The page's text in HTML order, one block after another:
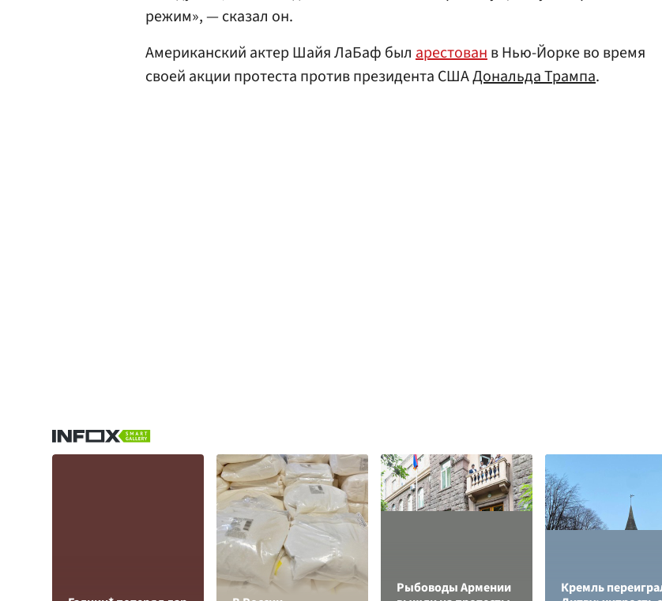
режим», — сказал он.
Американский актер Шайя ЛаБаф был арестованв Нью-Йорке во время
своей акции протеста против президента СШАДональда Трампа.
Рыбоводы Армении
Кремль